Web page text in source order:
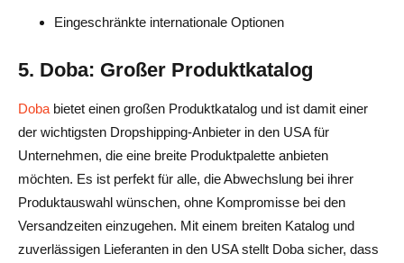
Eingeschränkte internationale Optionen
5. Doba: Großer Produktkatalog
Doba bietet einen großen Produktkatalog und ist damit einer
der wichtigsten Dropshipping-Anbieter in den USA für
Unternehmen, die eine breite Produktpalette anbieten
möchten. Es ist perfekt für alle, die Abwechslung bei ihrer
Produktauswahl wünschen, ohne Kompromisse bei den
Versandzeiten einzugehen. Mit einem breiten Katalog und
zuverlässigen Lieferanten in den USA stellt Doba sicher, dass